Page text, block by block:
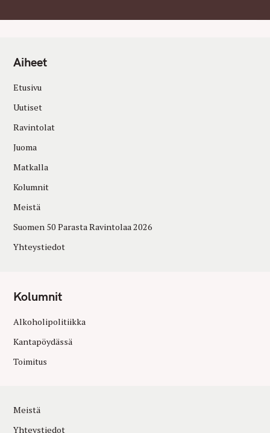
Aiheet
Etusivu
Uutiset
Ravintolat
Juoma
Matkalla
Kolumnit
Meistä
Suomen 50 Parasta Ravintolaa 2026
Yhteystiedot
Kolumnit
Alkoholipolitiikka
Kantapöydässä
Toimitus
Meistä
Yhteystiedot